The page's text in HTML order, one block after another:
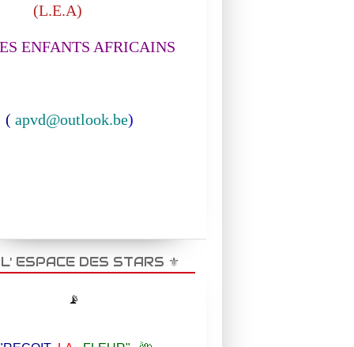
ENFANTS AFRICAINS
apvd@outlook.be)
ESPACE DES STARS ⚜️
📡